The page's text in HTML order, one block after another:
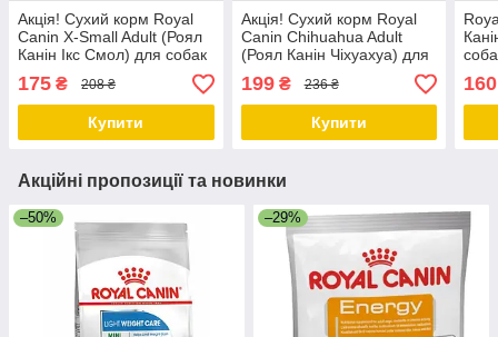
Акція! Сухий корм Royal
Canin X-Small Adult (Роял
Канін Ікс Смол) для собак
400 гр + 100 гр
175 ₴ 208 ₴
Купити
Акція! Сухий корм Royal
Canin Chihuahua Adult
(Роял Канін Чіхуахуа) для
собак 400 гр + 100 гр
199₴ 236 ₴
Купити
160
Акційні пропозиції та новинки
–50% –29%